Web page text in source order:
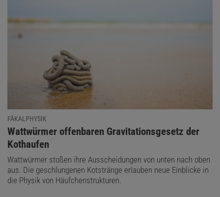
FÄKALPHYSIK
:
Wattwürmer offenbaren Gravitationsgesetz der
Kothaufen
Wattwürmer stoßen ihre Ausscheidungen von unten nach oben
aus. Die geschlungenen Kotstränge erlauben neue Einblicke in
die Physik von Häufchenstrukturen.